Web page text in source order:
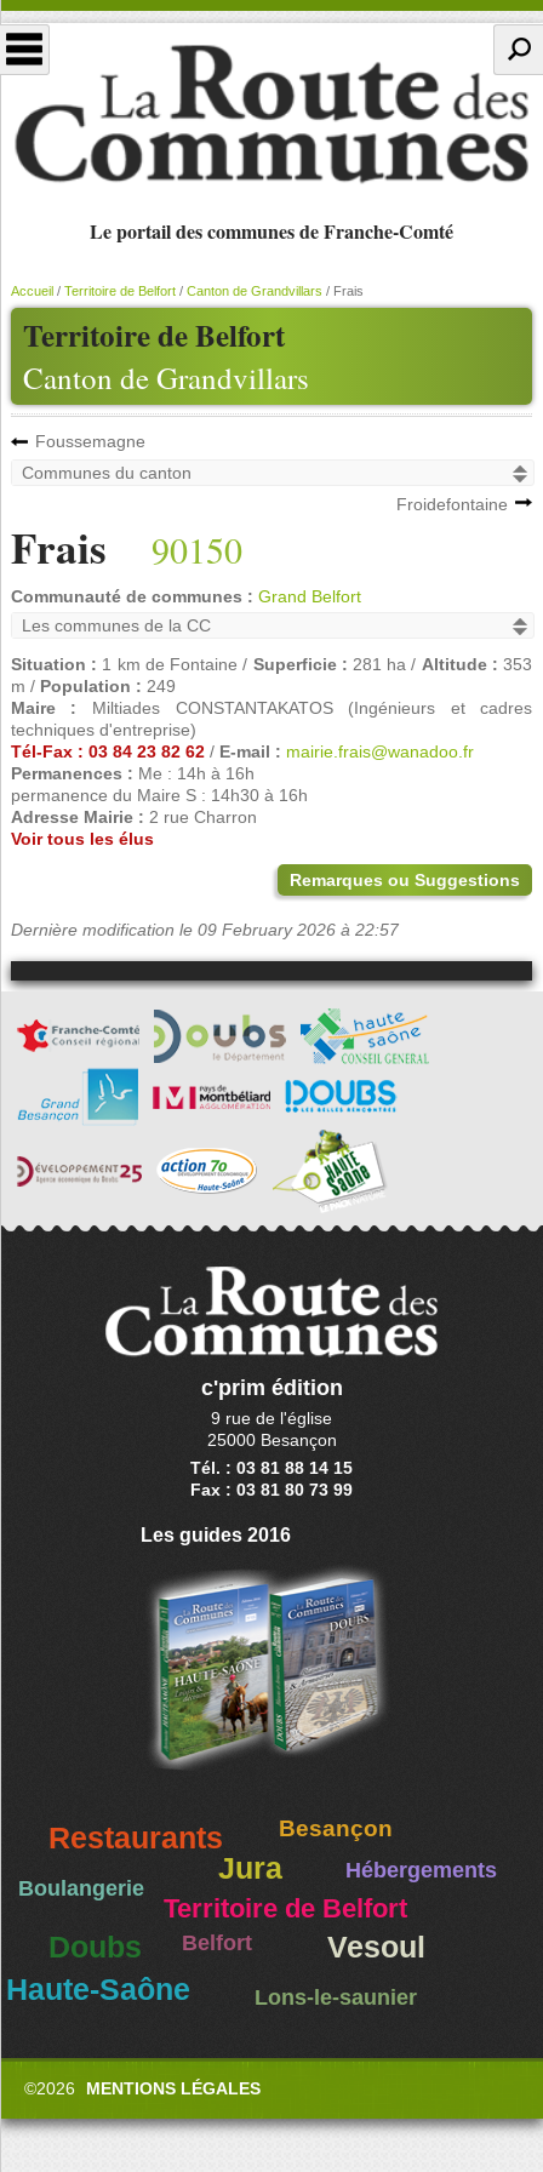
Le portail des communes de Franche-Comté
Territoire de Belfort
Canton de Grandvillars
Accueil/ Territoire de Belfort/ Canton de Grandvillars / Frais
Foussemagne
Froidefontaine
Frais 90150
Communauté de communes : Grand Belfort
Situation : 1 km de Fontaine / Superficie : 281 ha / Altitude : 353
m / Population : 249
Maire : Miltiades CONSTANTAKATOS (Ingénieurs et cadres
techniques d'entreprise)
Tél-Fax : 03 84 23 82 62/ E-mail : mairie.frais@wanadoo.fr
Permanences : Me : 14h à 16h
permanence du Maire S : 14h30 à 16h
Adresse Mairie : 2 rue Charron
Voir tous les élus
Remarques ou Suggestions
Dernière modification le 09 February 2026 à 22:57
c'prim édition
9 rue de l'église
25000 Besançon
Tél. : 03 81 88 14 15
Fax : 03 81 80 73 99
Les guides 2016
Restaurants Besançon
Jura Hébergements
Boulangerie
Territoire de Belfort
Doubs Belfort
Vesoul
Haute-Saône
Lons-le-saunier
©2026 MENTIONS LÉGALES